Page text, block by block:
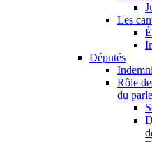
Les
Députés
Rôle
du